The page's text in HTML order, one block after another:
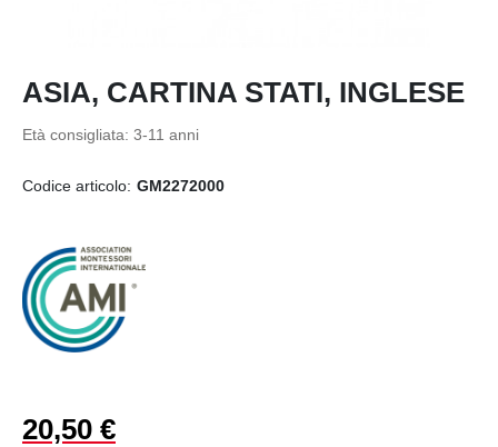
ASIA, CARTINA STATI, INGLESE
Età consigliata: 3-11 anni
Codice articolo: GM2272000
20,50 €